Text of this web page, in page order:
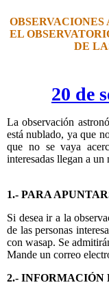
EL
DE
20 de
La observación
está nublado, ya que
que no se vaya
interesadas llegan a
1.- PARA
Si desea ir a la
de las personas
con wasap. Se
Mande un correo
2.- INFORMACIÓN